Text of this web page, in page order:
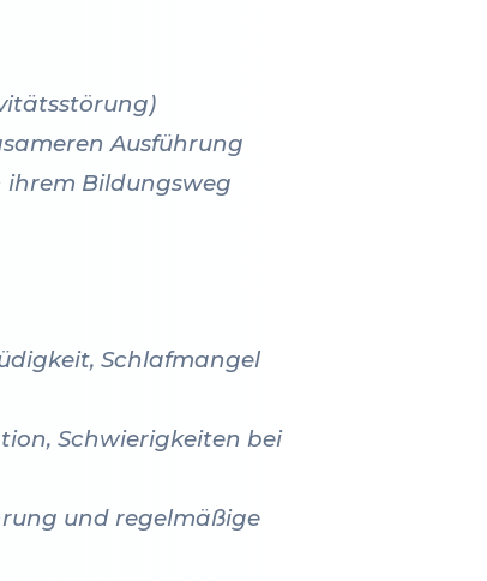
Ausführung
ihrem Bildungsweg
Schlafmangel
Schwierigkeiten bei
und regelmäßige